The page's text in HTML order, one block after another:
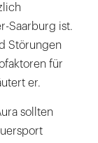
Saarburg ist.
Störungen
für
er.
sollten